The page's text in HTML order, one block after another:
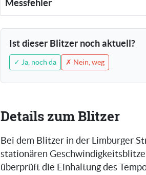
Messfehler
Ist dieser Blitzer noch aktuell?
✓ Ja, noch da ✗ Nein, weg
Details zum Blitzer
Bei dem Blitzer in der Limburger
stationären
überprüft die Einhaltung des